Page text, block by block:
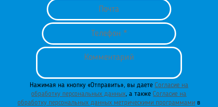
Нажимая на кнопку «Отправить», вы даете Согласие на
обработку персональных данных, а такжеСогласие на
обработку персональных данных метрическими программамив